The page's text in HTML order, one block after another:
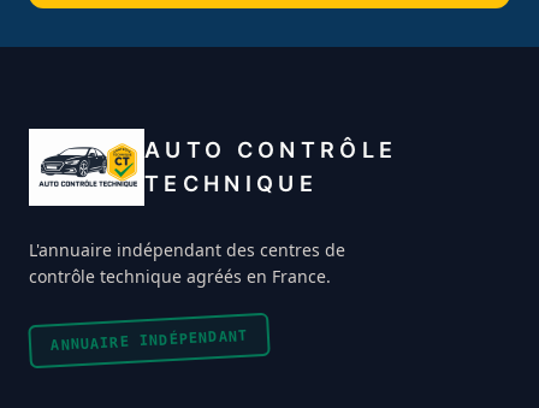
AUTO CONTRÔLE
TECHNIQUE
L'annuaire indépendant des centres de
contrôle technique agréés en France.
ANNUAIRE INDÉPENDANT